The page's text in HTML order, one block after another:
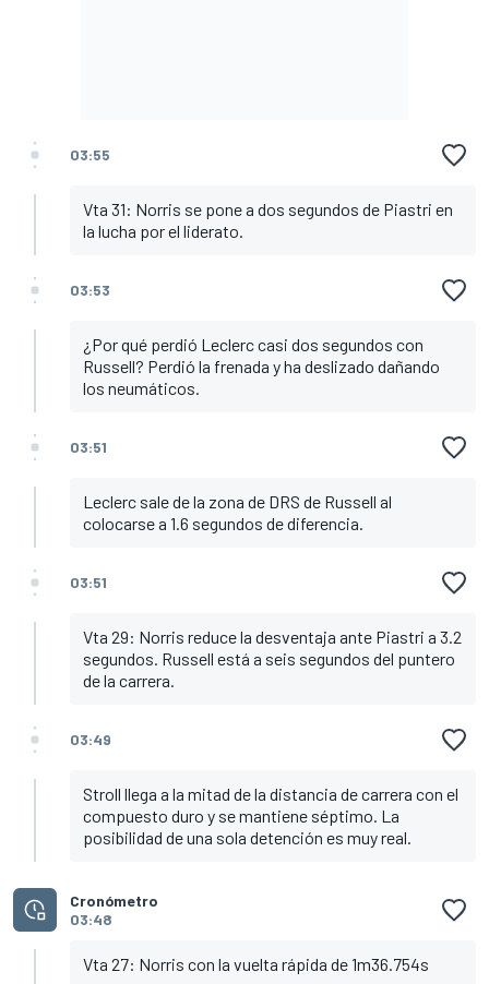
03:55
Vta 31: Norris se pone a dos segundos de Piastri en
la lucha por el liderato.
03:53
¿Por qué perdió Leclerc casi dos segundos con
Russell? Perdió la frenada y ha deslizado dañando
los neumáticos.
03:51
Leclerc sale de la zona de DRS de Russell al
colocarse a 1.6 segundos de diferencia.
03:51
Vta 29: Norris reduce la desventaja ante Piastri a 3.2
segundos. Russell está a seis segundos del puntero
de la carrera.
03:49
Stroll llega a la mitad de la distancia de carrera con el
compuesto duro y se mantiene séptimo. La
posibilidad de una sola detención es muy real.
Cronómetro
03:48
Vta 27: Norris con la vuelta rápida de 1m36.754s